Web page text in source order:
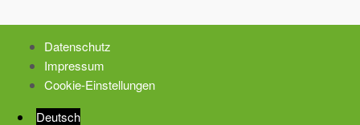
Datenschutz
Impressum
Cookie-Einstellungen
Deutsch